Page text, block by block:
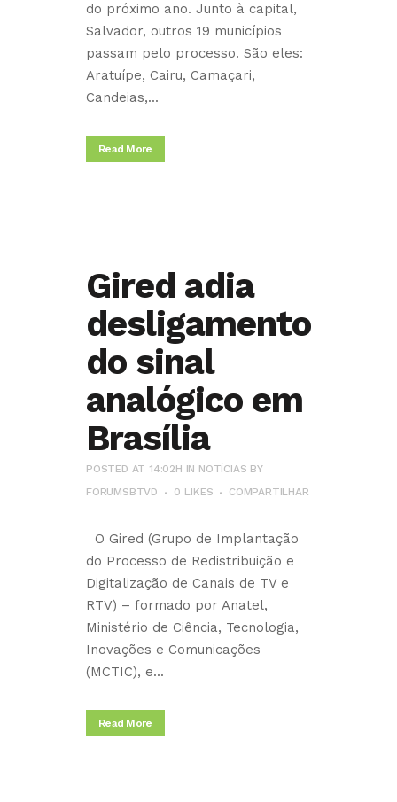
do próximo ano. Junto à capital,
Salvador, outros 19 municípios
passam pelo processo. São eles:
Aratuípe, Cairu, Camaçari,
Candeias,...
Read More
Gired adia
desligamento
do sinal
analógico em
Brasília
POSTED AT 14:02H IN NOTÍCIAS BY
FORUMSBTVD
0 LIKES COMPARTILHAR
O Gired (Grupo de Implantação
do Processo de Redistribuição e
Digitalização de Canais de TV e
RTV) – formado por Anatel,
Ministério de Ciência, Tecnologia,
Inovações e Comunicações
(MCTIC), e...
Read More